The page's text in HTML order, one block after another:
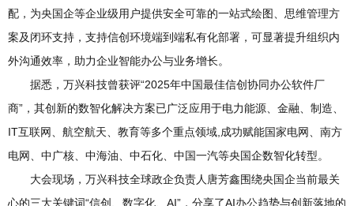
配，为央国企等企业级用户提供安全可靠的一站式绘图、思维管理方
案及闭环支持，支持信创环境端到端私有化部署，可显著提升组织内
外沟通效率，助力企业智能办公与业务增长。
据悉，万兴科技曾获评“2025年中国最佳信创协同办公软件厂
商”，其创新的数智化解决方案已广泛应用于电力能源、金融、制造、
IT互联网、航空航天、教育等多个重点领域,成功赋能国家电网、南方
电网、中广核、中海油、中石化、中国一汽等央国企数智化转型。
大会现场，万兴科技全球政企负责人唐芳鑫围绕央国企当前最关
心的三大关键词“信创、数字化、AI”，分享了AI办公趋势与创新落地的